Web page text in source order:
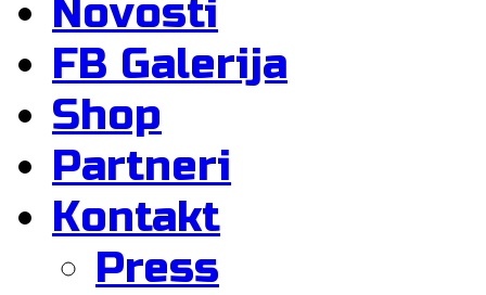
Novosti
FB Galerija
Shop
Partneri
Kontakt
Press